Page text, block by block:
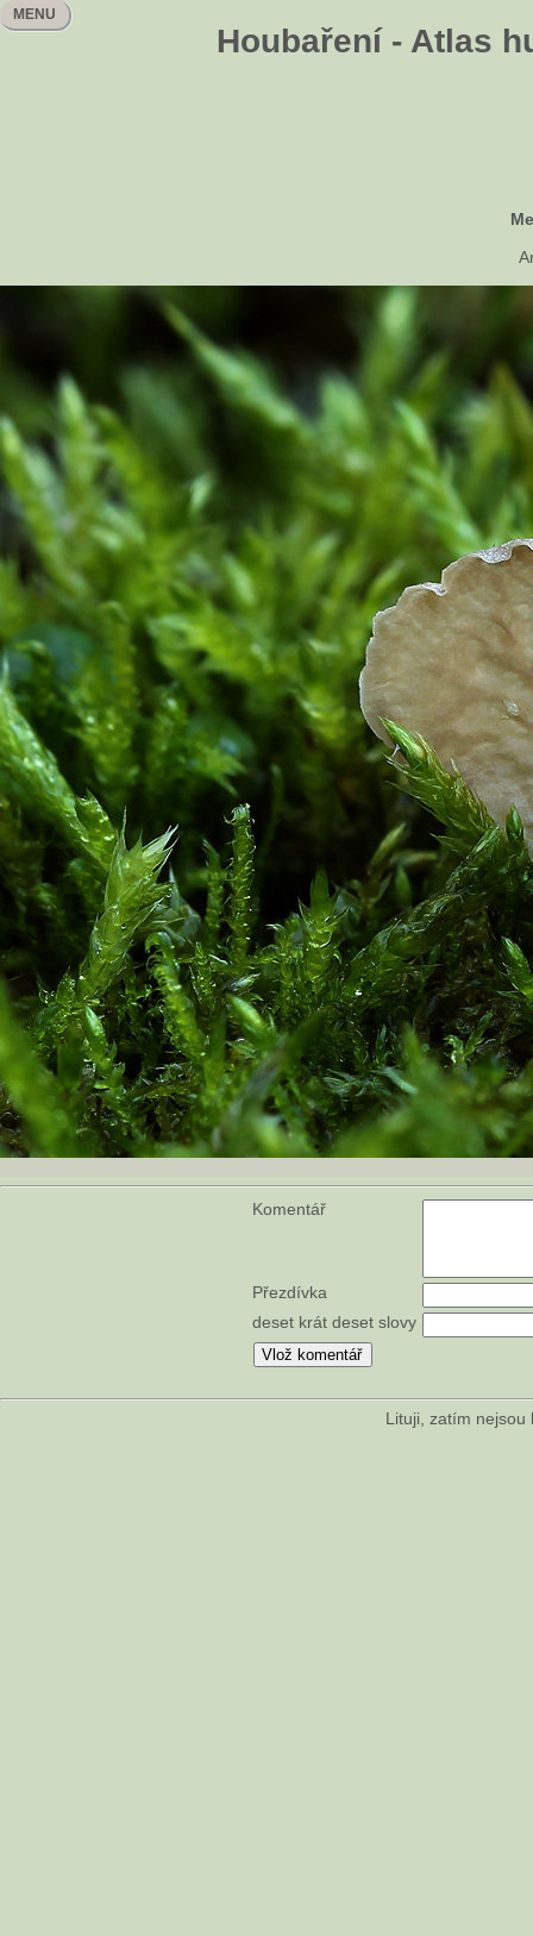
Houbaření - Atlas
MENU
Komentář
Přezdívka
deset krát deset slovy
Lituji, zatím nejsou